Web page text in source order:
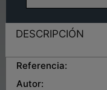
DESCRIPCIÓN
Referencia:
Autor: